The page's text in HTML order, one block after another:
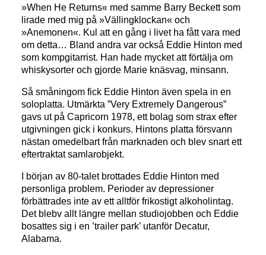
»When He Returns« med samme Barry Beckett som
lirade med mig på »Vällingklockan« och
»Anemonen«. Kul att en gång i livet ha fått vara med
om detta… Bland andra var också Eddie Hinton med
som kompgitarrist. Han hade mycket att förtälja om
whiskysorter och gjorde Marie knäsvag, minsann.
Så småningom fick Eddie Hinton även spela in en
soloplatta. Utmärkta ”Very Extremely Dangerous”
gavs ut på Capricorn 1978, ett bolag som strax efter
utgivningen gick i konkurs. Hintons platta försvann
nästan omedelbart från marknaden och blev snart ett
eftertraktat samlarobjekt.
I början av 80-talet brottades Eddie Hinton med
personliga problem. Perioder av depressioner
förbättrades inte av ett alltför frikostigt alkoholintag.
Det blebv allt längre mellan studiojobben och Eddie
bosattes sig i en ’trailer park’ utanför Decatur,
Alabama.